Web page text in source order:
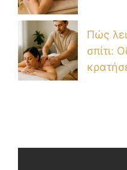
Πώς
σπίτι: